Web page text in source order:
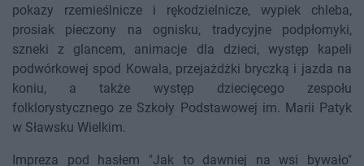
pokazy rzemieślnicze i rękodzielnicze, wypiek chleba,
prosiak pieczony na ognisku, tradycyjne podpłomyki,
szneki z glancem, animacje dla dzieci, występ kapeli
podwórkowej spod Kowala, przejażdżki bryczką i jazda na
koniu, a także występ dziecięcego zespołu
folklorystycznego ze Szkoły Podstawowej im. Marii Patyk
w Sławsku Wielkim.
Impreza pod hasłem "Jak to dawniej na wsi bywało"